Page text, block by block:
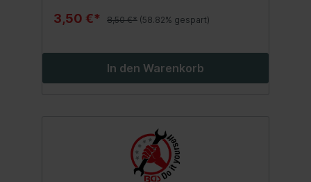
Sichtfenster
3,50 €* 8,50 €* (58.82% gespart)
In den Warenkorb